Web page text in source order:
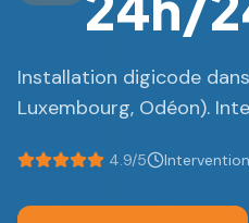
Installation digicode
Luxembourg, Odéon).
4.9/5